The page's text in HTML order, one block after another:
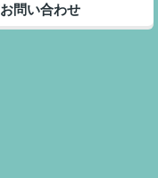
お問い合わせ